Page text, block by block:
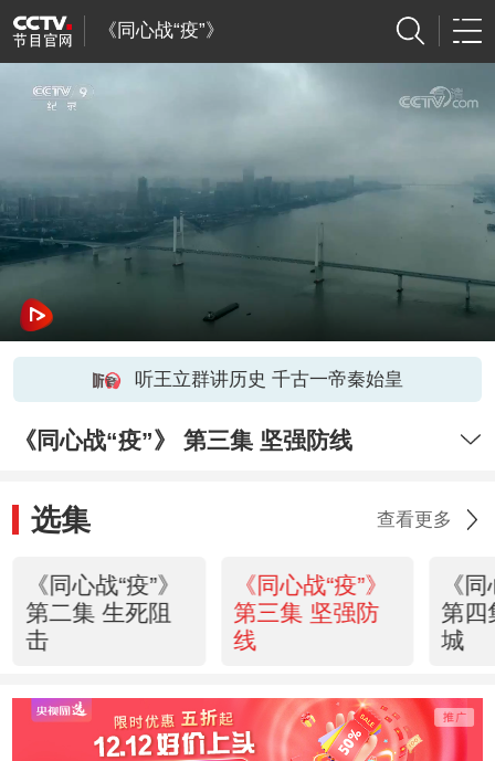
《同心战“疫”》
听王立群讲历史 千古一帝秦始皇
《同心战“疫”》 第三集 坚强防线
选集 查看更多
《同心战“疫”》
第二集 生死阻
击
《同心战“疫”》
第三集 坚强防
线
《
第四
城